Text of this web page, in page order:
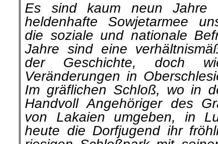
Es sind kaum neun Jahre
heldenhafte Sowjetarmee
die soziale und nationale
Jahre sind eine
der Geschichte, doch
Veränderungen in
Im gräf­lichen Schloß, wo in
Handvoll Angehöriger des
von Lakaien umgeben, in
heute die Dorfjugend ihr